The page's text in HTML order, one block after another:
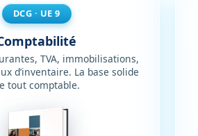
DCG · UE 9
TVA, immobilisations,
d’inventaire. La base solide
tout comptable.